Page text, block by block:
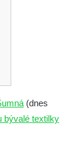
(dnes
bývalé textilky